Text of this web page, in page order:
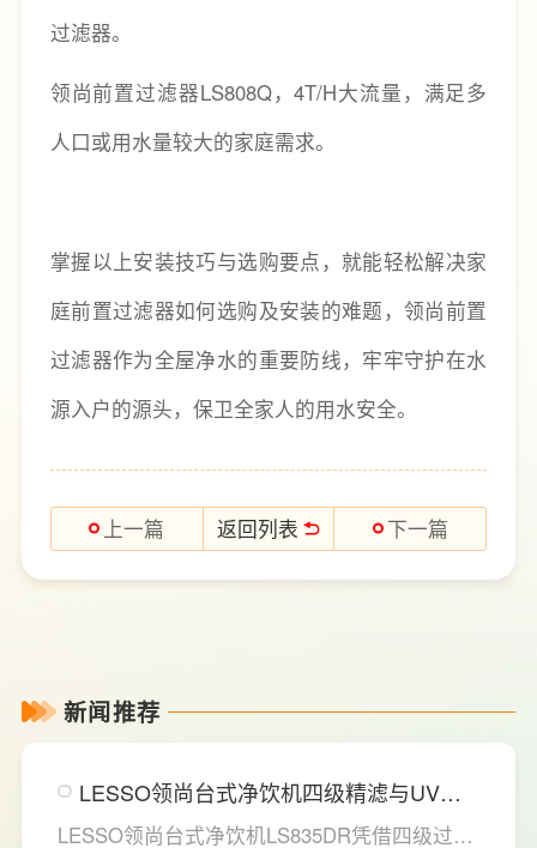
过滤器。
领尚前置过滤器LS808Q，4T/H大流量，满足多
人口或用水量较大的家庭需求。
掌握以上安装技巧与选购要点，就能轻松解决家
庭前置过滤器如何选购及安装的难题，领尚前置
过滤器作为全屋净水的重要防线，牢牢守护在水
源入户的源头，保卫全家人的用水安全。
上一篇 返回列表 下一篇
新闻推荐
LESSO领尚台式净饮机四级精滤与UV杀
菌，构筑双重健康防线
LESSO领尚台式净饮机LS835DR凭借四级过滤